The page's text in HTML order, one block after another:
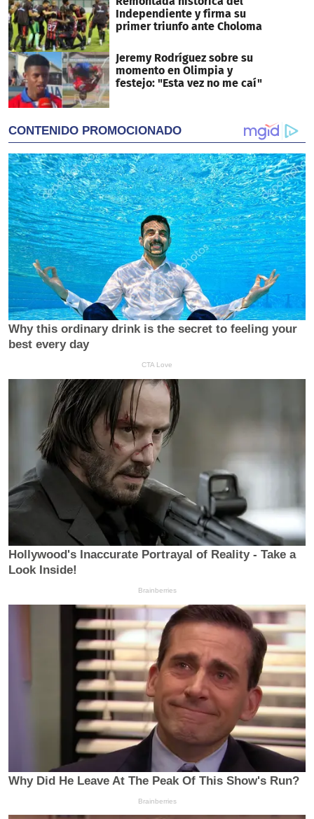
Independiente y firma su
primer triunfo ante Choloma
Jeremy Rodríguez sobre su
momento en Olimpia y
festejo: "Esta vez no me caí"